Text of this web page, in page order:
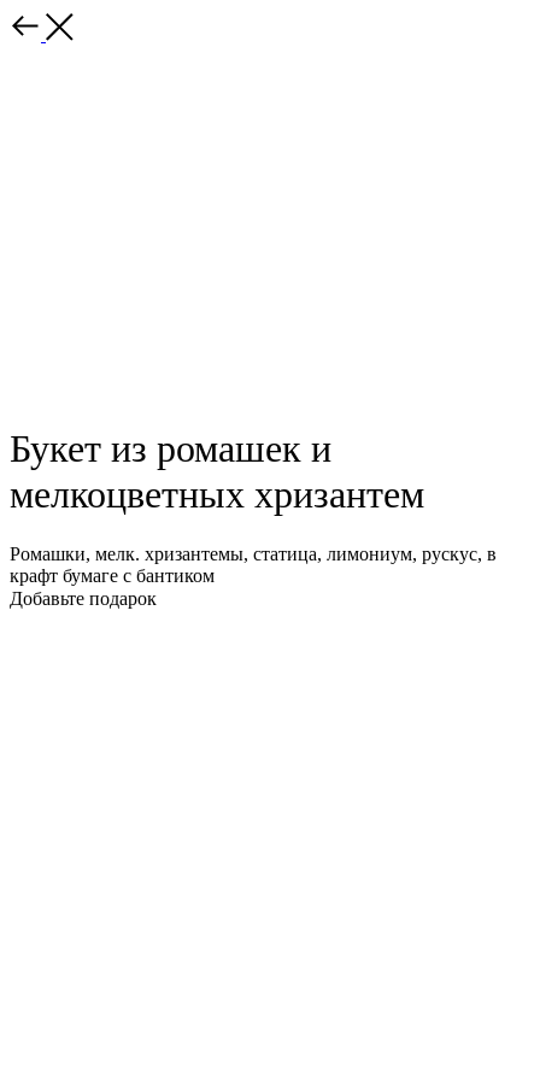
Назад
Букет из ромашек и
мелкоцветных хризантем
Ромашки, мелк. хризантемы, статица, лимониум, рускус, в
крафт бумаге с бантиком
Добавьте подарок